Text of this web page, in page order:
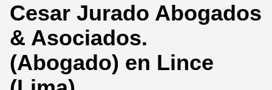
Cesar Jurado Abogados
& Asociados.
(Abogado) en Lince